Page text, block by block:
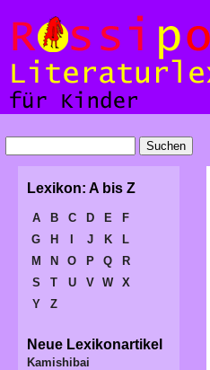
Lexikon: A bis Z
A B C D E
F
G
H J K
L
M
N O P Q
R
S
T U V W
X
Y
Z
Neue Lexikonartikel
Kamishibai